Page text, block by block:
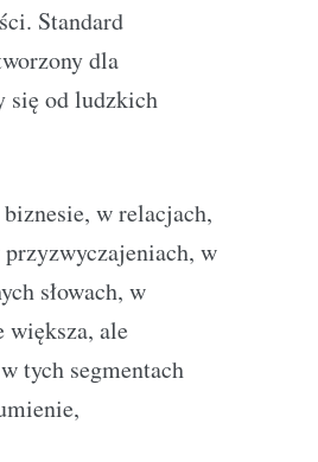
Standard
dla
się od ludzkich
w relacjach,
w
słowach, w
większa, ale
tych segmentach